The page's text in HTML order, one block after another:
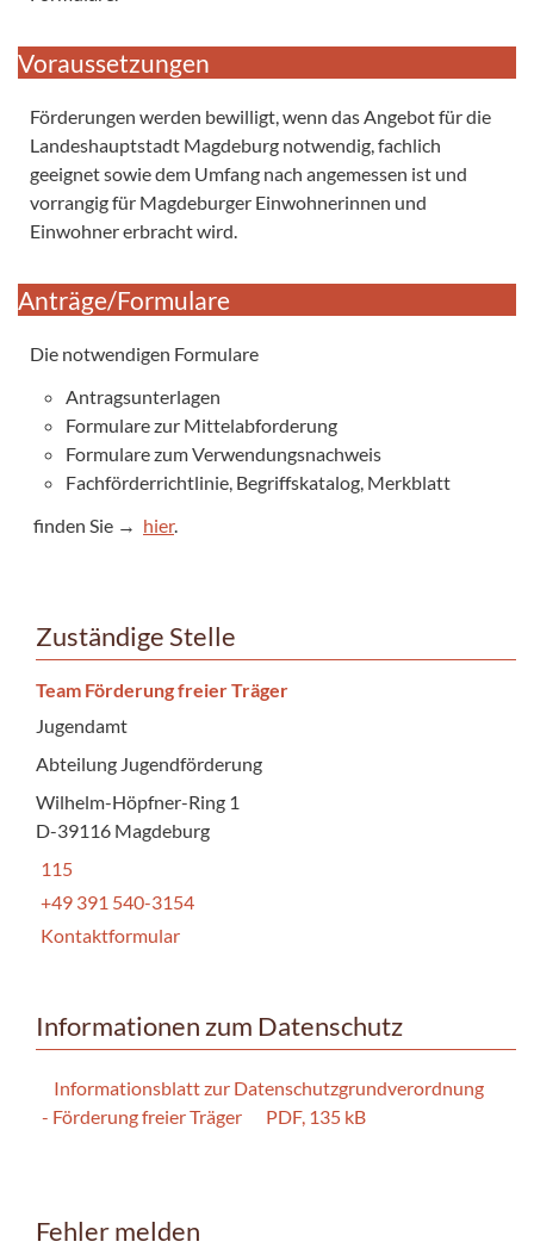
Voraussetzungen
Förderungen werden bewilligt, wenn das Angebot für die
Landeshauptstadt Magdeburg notwendig, fachlich
geeignet sowie dem Umfang nach angemessen ist und
vorrangig für Magdeburger Einwohnerinnen und
Einwohner erbracht wird.
Anträge/Formulare
Die notwendigen Formulare
Antragsunterlagen
Formulare zur Mittelabforderung
Formulare zum Verwendungsnachweis
Fachförderrichtlinie, Begriffskatalog, Merkblatt
finden Sie → hier.
Zuständige Stelle
Team Förderung freier Träger
Jugendamt
Abteilung Jugendförderung
Wilhelm-Höpfner-Ring 1
D-39116 Magdeburg
115
+49 391 540-3154
Kontaktformular
Informationen zum Datenschutz
Informationsblatt zur Datenschutzgrundverordnung
- Förderung freier Träger
PDF, 135 kB
Fehler melden